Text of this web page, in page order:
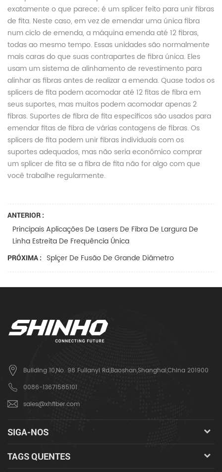
exatamente o que parece; é um splicer feito para unir fibras
de fita. Neste caso, em vez de emendar uma única fibra
num ciclo de emenda, a máquina emenda até 12 fibras,
todas ao mesmo tempo. Essas unidades são normalmente
mais caras do que suas contrapartes de fibra única. Eles
usam um sistema de alinhamento de revestimento para
alinhar as fibras antes de realizar a emenda. Quase todos os
splicers de fita podem acomodar até 12 fitas de fibra em
seus suportes, mas muitos podem acomodar apenas 2
fibras. Suportes de fibra de fita específicos são usados ​​para
emendar fitas de fibra de várias contagens de fibras. Os
splicers de fita podem unir fibras individuais com os
suportes adequados, mas não seria econômico comprar
um splicer de fita se a fibra de fita não for algo com que
você trabalhe regularmente.
ANTERIOR :
Principais Aplicações De Lasers De Fibra De Largura De
Linha Estreita De Frequência Única
PRÓXIMA : Splçer De Fusão De Grande Diâmetro
Building 10,No. 98 Fulianyi Rd,Baoshan,Shanghai,China 201900
0086-13671585101
sales@xhfiber.com
SIGA-NOS
TAGS QUENTES